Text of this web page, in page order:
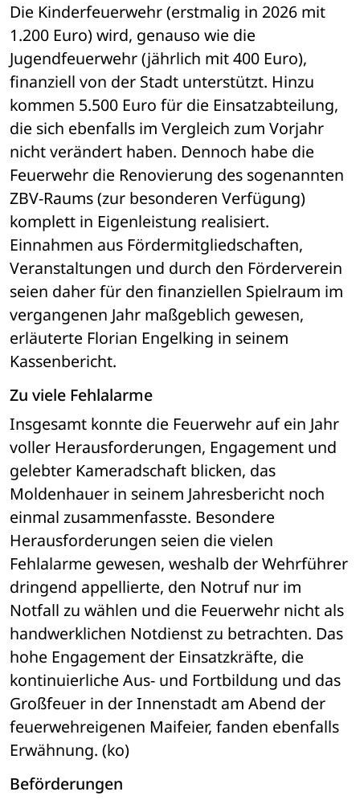
Die Kinderfeuerwehr (erstmalig in 2026 mit
1.200 Euro) wird, genauso wie die
Jugendfeuerwehr (jährlich mit 400 Euro),
finanziell von der Stadt unterstützt. Hinzu
kommen 5.500 Euro für die Einsatzabteilung,
die sich ebenfalls im Vergleich zum Vorjahr
nicht verändert haben. Dennoch habe die
Feuerwehr die Renovierung des sogenannten
ZBV-Raums (zur besonderen Verfügung)
komplett in Eigenleistung realisiert.
Einnahmen aus Fördermitgliedschaften,
Veranstaltungen und durch den Förderverein
seien daher für den finanziellen Spielraum im
vergangenen Jahr maßgeblich gewesen,
erläuterte Florian Engelking in seinem
Kassenbericht.
Zu viele Fehlalarme
Insgesamt konnte die Feuerwehr auf ein Jahr
voller Herausforderungen, Engagement und
gelebter Kameradschaft blicken, das
Moldenhauer in seinem Jahresbericht noch
einmal zusammenfasste. Besondere
Herausforderungen seien die vielen
Fehlalarme gewesen, weshalb der Wehrführer
dringend appellierte, den Notruf nur im
Notfall zu wählen und die Feuerwehr nicht als
handwerklichen Notdienst zu betrachten. Das
hohe Engagement der Einsatzkräfte, die
kontinuierliche Aus- und Fortbildung und das
Großfeuer in der Innenstadt am Abend der
feuerwehreigenen Maifeier, fanden ebenfalls
Erwähnung. (ko)
Beförderungen